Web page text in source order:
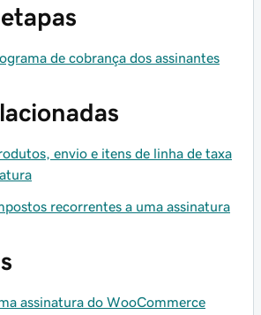
de cobrança dos assinantes
envio e itens de linha de taxa
recorrentes a uma assinatura
assinatura do WooCommerce